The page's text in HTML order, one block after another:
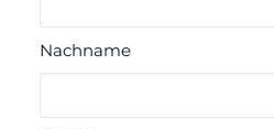
Nachname